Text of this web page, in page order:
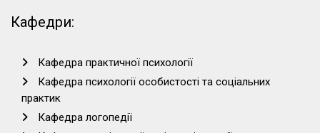
Кафедри:
Кафедра практичної психології
Кафедра психології особистості та соціальних
практик
Кафедра логопедії